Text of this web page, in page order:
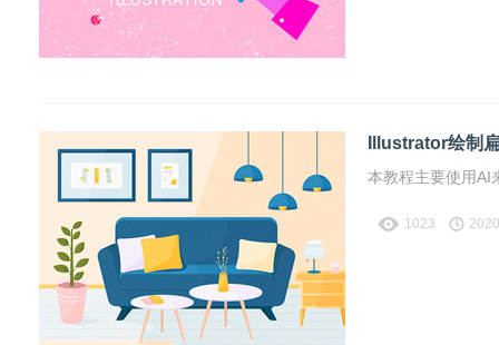
Illustrator绘制
本教程主要使用AI
1023